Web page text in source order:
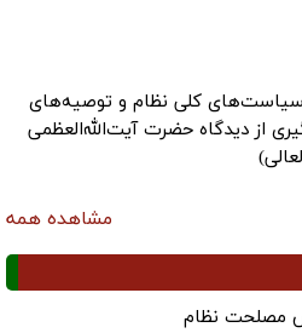
کلی نظام و توصیه‌های
از دیدگاه حضرت آیت‌الله‌العظمی
مشاهده همه
مصلحت نظام